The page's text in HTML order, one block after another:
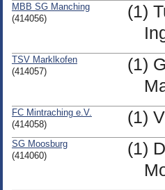
MBB SG Manching
(414056)
(1)
TSV Marklkofen
(414057)
(1)
FC Mintraching e.V.
(414058)
(1)
SG Moosburg
(414060)
(1)